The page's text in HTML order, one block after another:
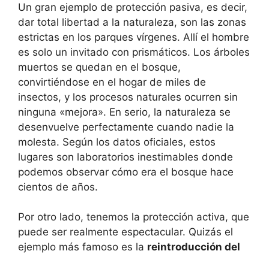
Un gran ejemplo de protección pasiva, es decir,
dar total libertad a la naturaleza, son las zonas
estrictas en los parques vírgenes. Allí el hombre
es solo un invitado con prismáticos. Los árboles
muertos se quedan en el bosque,
convirtiéndose en el hogar de miles de
insectos, y los procesos naturales ocurren sin
ninguna «mejora». En serio, la naturaleza se
desenvuelve perfectamente cuando nadie la
molesta. Según los datos oficiales, estos
lugares son laboratorios inestimables donde
podemos observar cómo era el bosque hace
cientos de años.
Por otro lado, tenemos la protección activa, que
puede ser realmente espectacular. Quizás el
ejemplo más famoso es la reintroducción del